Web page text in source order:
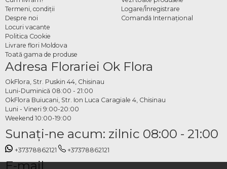
Termeni, condiţii
Despre noi
Locuri vacante
Politica Cookie
Livrare flori Moldova
Toată gama de produse
Logare/Înregistrare
Comandă Internațional
Adresa Florariei Ok Flora
OkFlora, Str. Puskin 44, Chisinau
Luni-Duminică 08:00 - 21:00
OkFlora Buiucani, Str. Ion Luca Caragiale 4, Chisinau
Luni - Vineri 9:00-20:00
Weekend 10:00-19:00
Sunaţi-ne acum: zilnic 08:00 - 21:00
+37378862121 +37378862121
E-mail